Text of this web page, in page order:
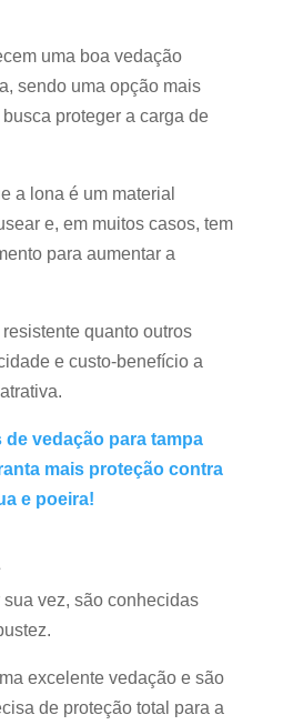
uma boa vedação
sendo uma opção mais
proteger a carga de
a lona é um material
e, em muitos casos, tem
para aumentar a
quanto outros
e custo-benefício a
vedação para tampa
mais proteção contra
e poeira!
vez, são conhecidas
excelente vedação e são
de proteção total para a